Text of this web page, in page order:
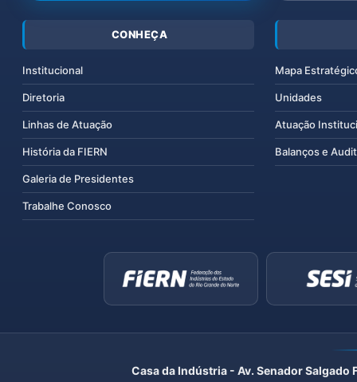
CONHEÇA
Institucional
Diretoria
Linhas de Atuação
História da FIERN
Galeria de Presidentes
Trabalhe Conosco
Mapa
Unidades
Atuação
Balanços e
Casa da Indústria - Av. Senador